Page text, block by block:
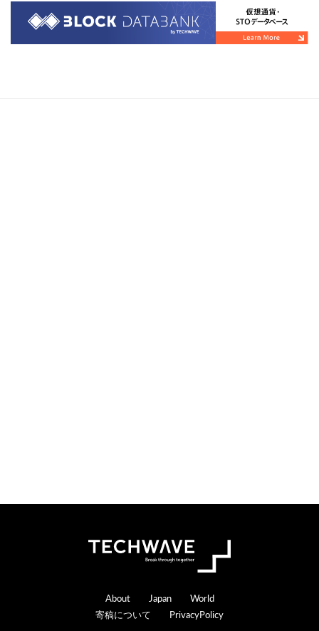
Footer
About Japan
World
寄稿について
PrivacyPolicy